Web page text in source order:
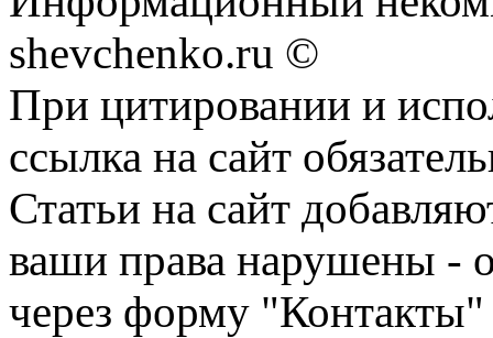
shevchenko.ru ©
При цитировании и
ссылка на сайт
Статьи на сайт
ваши права нарушены -
через форму "Контакты"